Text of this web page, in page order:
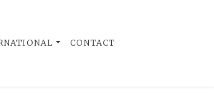
CONTACT